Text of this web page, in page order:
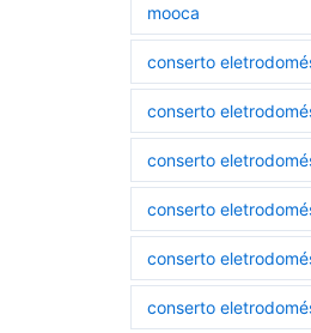
mooca
conserto
conserto
conserto
conserto
conserto
conserto